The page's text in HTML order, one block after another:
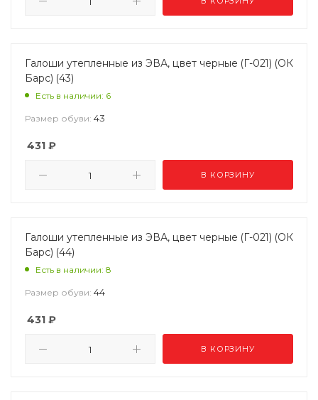
Галоши утепленные из ЭВА, цвет черные (Г-021) (ОК
Барс) (43)
Есть в наличии: 6
Размер обуви: 43
431 ₽
В КОРЗИНУ
Галоши утепленные из ЭВА, цвет черные (Г-021) (ОК
Барс) (44)
Есть в наличии: 8
Размер обуви: 44
431 ₽
В КОРЗИНУ